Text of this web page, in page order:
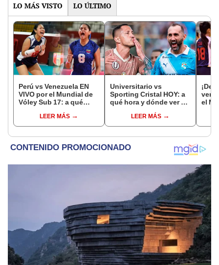
LO MÁS VISTO LO ÚLTIMO
Perú vs Venezuela EN
VIVO por el Mundial de
Vóley Sub 17: a qué
partido de la fecha 2
LEER MÁS
Universitario vs
Sporting Cristal HOY: a
qué hora y dónde ver el
Clausura de la Liga 1
2026
LEER MÁS
el